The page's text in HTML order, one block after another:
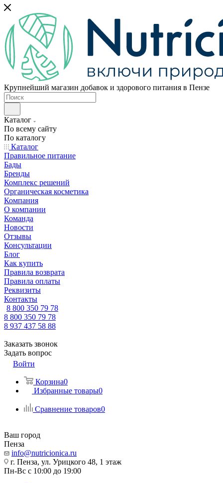
Крупнейший магазин добавок и здорового питания в Пензе
Каталог
По всему сайту
По каталогу
Каталог
Правильное питание
Бады
Бренды
Комплекс решений
Органическая косметика
Компания
О компании
Команда
Новости
Отзывы
Консультации
Блог
Как купить
Правила возврата
Правила оплаты
Реквизиты
Контакты
8 800 350 79 78
8 800 350 79 78
8 937 437 58 88
Заказать звонок
Задать вопрос
Войти
Корзина0
Избранные товары0
Сравнение товаров0
Ваш город
Пенза
info@nutricionica.ru
г. Пенза, ул. Урицкого 48, 1 этаж
Пн-Вс с 10:00 до 19:00